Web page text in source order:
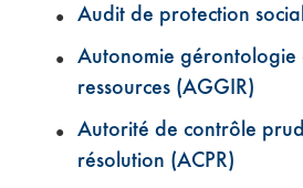
Audit de protection
Autonomie gérontologie
ressources (AGGIR)
Autorité de contrôle
résolution (ACPR)